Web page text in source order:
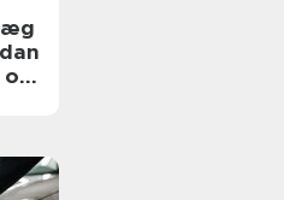
og